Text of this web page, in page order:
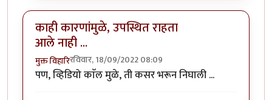
काही कारणांमुळे, उपस्थित राहता
आले नाही ...
मुक्त विहारिरविवार, 18/09/2022 08:09
पण, व्हिडियो काॅल मुळे, ती कसर भरून निघाली ...